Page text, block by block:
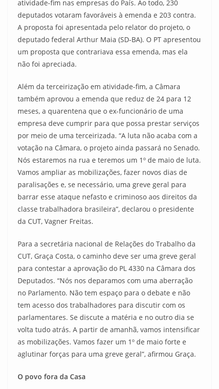
atividade-fim nas empresas do País. Ao todo, 230
deputados votaram favoráveis à emenda e 203 contra.
A proposta foi apresentada pelo relator do projeto, o
deputado federal Arthur Maia (SD-BA). O PT apresentou
um proposta que contrariava essa emenda, mas ela
não foi apreciada.
Além da terceirização em atividade-fim, a Câmara
também aprovou a emenda que reduz de 24 para 12
meses, a quarentena que o ex-funcionário de uma
empresa deve cumprir para que possa prestar serviços
por meio de uma terceirizada. “A luta não acaba com a
votação na Câmara, o projeto ainda passará no Senado.
Nós estaremos na rua e teremos um 1º de maio de luta.
Vamos ampliar as mobilizações, fazer novos dias de
paralisações e, se necessário, uma greve geral para
barrar esse ataque nefasto e criminoso aos direitos da
classe trabalhadora brasileira”, declarou o presidente
da CUT, Vagner Freitas.
Para a secretária nacional de Relações do Trabalho da
CUT, Graça Costa, o caminho deve ser uma greve geral
para contestar a aprovação do PL 4330 na Câmara dos
Deputados. “Nós nos deparamos com uma aberração
no Parlamento. Não tem espaço para o debate e não
tem acesso dos trabalhadores para discutir com os
parlamentares. Se discute a matéria e no outro dia se
volta tudo atrás. A partir de amanhã, vamos intensificar
as mobilizações. Vamos fazer um 1º de maio forte e
aglutinar forças para uma greve geral”, afirmou Graça.
O povo fora da Casa